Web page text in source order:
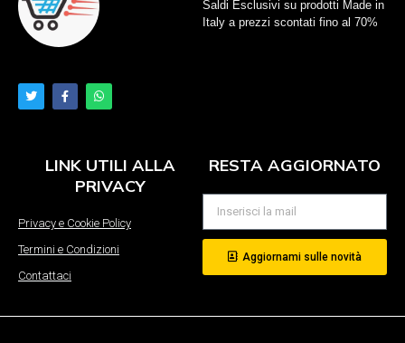
Saldi Esclusivi su prodotti Made in
Italy a prezzi scontati fino al 70%
LINK UTILI ALLA
PRIVACY
Privacy e Cookie Policy
Termini e Condizioni
Contattaci
RESTA AGGIORNATO
Aggiornami sulle novità